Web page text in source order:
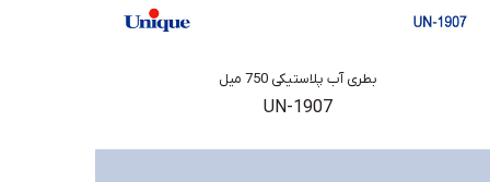
بطری آب پلاستیکی 750 میل
UN-1907